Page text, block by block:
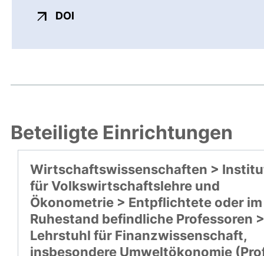
DOI
Beteiligte Einrichtungen
Wirtschaftswissenschaften >
für Volkswirtschaftslehre und
Ökonometrie > Entpflichtete oder im
Ruhestand befindliche Professoren >
Lehrstuhl für Finanzwissenschaft,
insbesondere Umweltökonomie